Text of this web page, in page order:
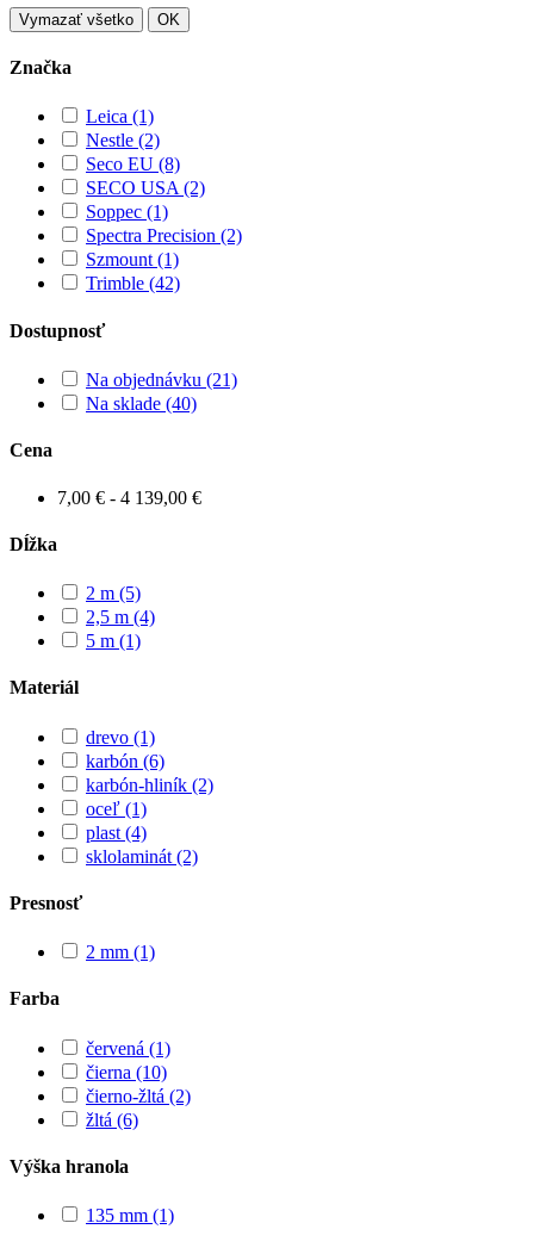
Vymazať všetko OK
Značka
Leica (1)
Nestle (2)
Seco EU (8)
SECO USA(2)
Soppec (1)
Spectra Precision (2)
Szmount(1)
Trimble (42)
Dostupnosť
Na objednávku (21)
Na sklade (40)
Cena
7,00 € - 4 139,00 €
Dĺžka
2 m (5)
2,5 m (4)
5 m (1)
Materiál
drevo (1)
karbón (6)
karbón-hliník (2)
oceľ (1)
plast (4)
sklolaminát (2)
Presnosť
2 mm (1)
Farba
červená (1)
čierna (10)
čierno-žltá (2)
žltá (6)
Výška hranola
135 mm (1)